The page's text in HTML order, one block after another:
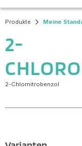
Produkte Meine
2-
2-Chlornitrobenzol